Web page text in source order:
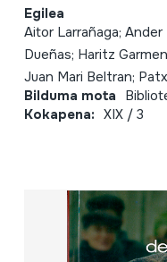
Egilea
Aitor Larrañaga; Ander
Dueñas; Haritz
Juan Mari Beltran;
Bilduma mota
Kokapena: XIX / 3